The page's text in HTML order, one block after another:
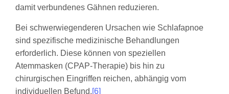
damit verbundenes Gähnen reduzieren.
Bei schwerwiegenderen Ursachen wie Schlafapnoe
sind spezifische medizinische Behandlungen
erforderlich. Diese können von speziellen
Atemmasken (CPAP-Therapie) bis hin zu
chirurgischen Eingriffen reichen, abhängig vom
individuellen Befund.[6]